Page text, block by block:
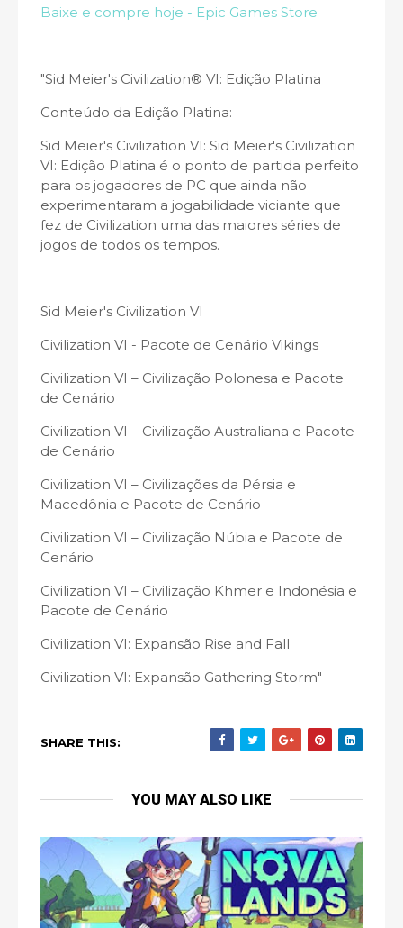
Baixe e compre hoje - Epic Games Store
"Sid Meier's Civilization® VI: Edição Platina
Conteúdo da Edição Platina:
Sid Meier's Civilization VI: Sid Meier's Civilization
VI: Edição Platina é o ponto de partida perfeito
para os jogadores de PC que ainda não
experimentaram a jogabilidade viciante que
fez de Civilization uma das maiores séries de
jogos de todos os tempos.
Sid Meier's Civilization VI
Civilization VI - Pacote de Cenário Vikings
Civilization VI – Civilização Polonesa e Pacote
de Cenário
Civilization VI – Civilização Australiana e Pacote
de Cenário
Civilization VI – Civilizações da Pérsia e
Macedônia e Pacote de Cenário
Civilization VI – Civilização Núbia e Pacote de
Cenário
Civilization VI – Civilização Khmer e Indonésia e
Pacote de Cenário
Civilization VI: Expansão Rise and Fall
Civilization VI: Expansão Gathering Storm"
SHARE THIS:
YOU MAY ALSO LIKE